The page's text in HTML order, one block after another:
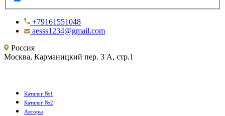
+79161551048
aesss1234@gmail.com
Россия
Москва, Карманицкий пер. 3 А, стр.1
Каталог №1
Каталог №2
Авторы